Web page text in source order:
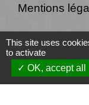
Mentions
Politique de
Plan du site
This site uses
to activate
OK, accept all